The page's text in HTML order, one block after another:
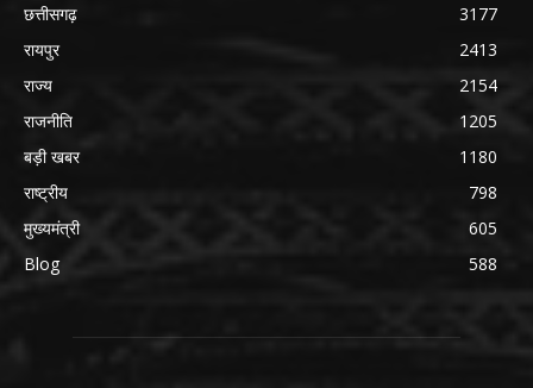
छत्तीसगढ़
3177
रायपुर
2413
राज्य
2154
राजनीति
1205
बड़ी खबर
1180
राष्ट्रीय
798
मुख्यमंत्री
605
Blog
588